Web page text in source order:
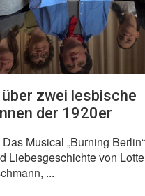
zwei lesbische
der 1920er
Das Musical „Burning
Liebesgeschichte von
...